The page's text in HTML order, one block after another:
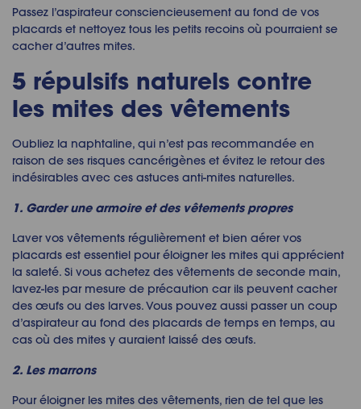
Passez l’aspirateur consciencieusement au fond de vos
placards et nettoyez tous les petits recoins où pourraient se
cacher d’autres mites.
5 répulsifs naturels contre
les mites des vêtements
Oubliez la naphtaline, qui n’est pas recommandée en
raison de ses risques cancérigènes et évitez le retour des
indésirables avec ces astuces anti-mites naturelles.
1. Garder une armoire et des vêtements propres
Laver vos vêtements régulièrement et bien aérer vos
placards est essentiel pouréloigner les mites qui apprécient
la saleté. Si vous achetez des vêtements de seconde main,
lavez-les par mesure de précaution car ils peuvent cacher
des œufs ou des larves. Vous pouvez aussi passer un coup
d’aspirateur au fond des placards de temps en temps, au
cas où des mites y auraient laissé des œufs.
2. Les marrons
Pouréloigner les mites des vêtements, rien de tel que les